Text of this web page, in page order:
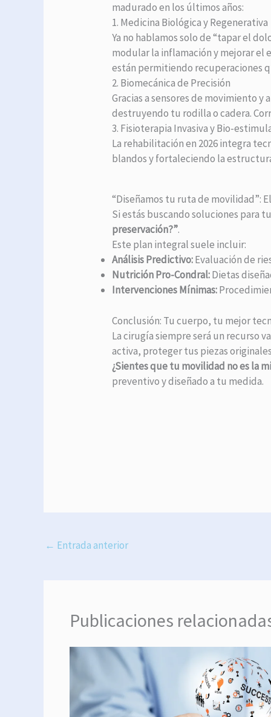
madurado en los últimos años:
1. Medicina Biológica y Regenerativa
Ya no hablamos solo de “tapar el
modular la inflamación y mejorar el
están permitiendo recuperaciones
2. Biomecánica de Precisión
Gracias a sensores de movimiento
destruyendo tu rodilla o cadera.
3. Fisioterapia Invasiva y Bio-
La rehabilitación en 2026 integra
blandos y fortaleciendo la
“Diseñamos tu ruta de movilidad”:
Si estás buscando soluciones para
preservación?”.
Este plan integral suele incluir:
Análisis Predictivo:Evaluación de
Nutrición Pro-Condral:Dietas
Intervenciones Mínimas:
Conclusión: Tu cuerpo, tu mejor
La cirugía siempre será un recurso
activa, proteger tus piezas
¿Sientes que tu movilidad no es la
preventivo y diseñado a tu medida.
← Entrada anterior
Publicaciones